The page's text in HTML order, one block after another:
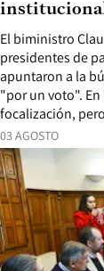
03 AGOSTO
El biministro
presidentes de
apuntaron a la
"por un voto".
focalización,